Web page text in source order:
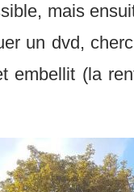
mais
un dvd,
embellit (la